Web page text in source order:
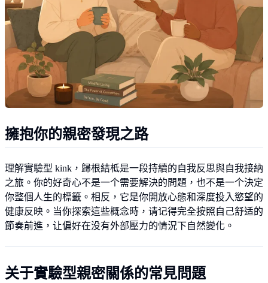
擁抱你的親密發現之路
理解實驗型 kink，歸根結柢是一段持續的自我反思與自我接納
之旅。你的好奇心不是一个需要解決的問題，也不是一个決定
你整個人生的標籤。相反，它是你開放心態和深度投入慾望的
健康反映。当你探索這些概念時，请记得完全按照自己舒适的
節奏前進，让偏好在没有外部壓力的情況下自然變化。
关于實驗型親密關係的常見問題